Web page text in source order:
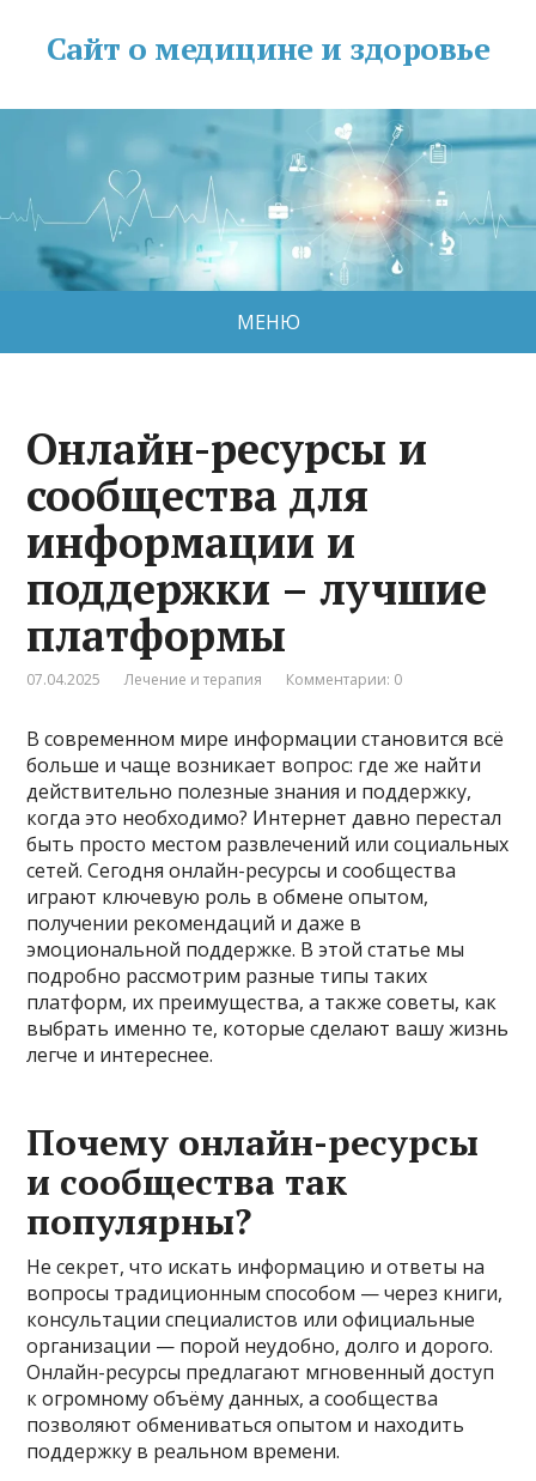
Сайт о медицине и здоровье
МЕНЮ
Онлайн-ресурсы и
сообщества для
информации и
поддержки – лучшие
платформы
07.04.2025 Лечение и терапия Комментарии: 0
В современном мире информации становится всё
больше и чаще возникает вопрос: где же найти
действительно полезные знания и поддержку,
когда это необходимо? Интернет давно перестал
быть просто местом развлечений или социальных
сетей. Сегодня онлайн-ресурсы и сообщества
играют ключевую роль в обмене опытом,
получении рекомендаций и даже в
эмоциональной поддержке. В этой статье мы
подробно рассмотрим разные типы таких
платформ, их преимущества, а также советы, как
выбрать именно те, которые сделают вашу жизнь
легче и интереснее.
Почему онлайн-ресурсы
и сообщества так
популярны?
Не секрет, что искать информацию и ответы на
вопросы традиционным способом — через книги,
консультации специалистов или официальные
организации — порой неудобно, долго и дорого.
Онлайн-ресурсы предлагают мгновенный доступ
к огромному объёму данных, а сообщества
позволяют обмениваться опытом и находить
поддержку в реальном времени.